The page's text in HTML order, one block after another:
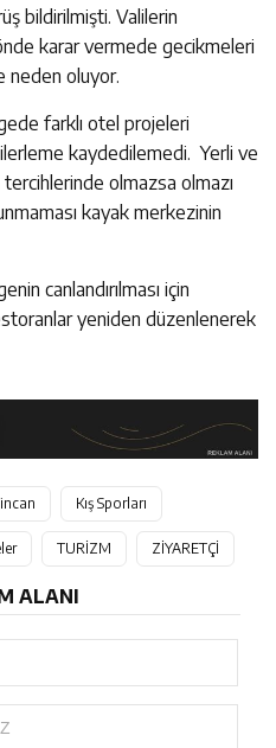
bildirilmişti. Valilerin
karar vermede gecikmeleri
neden oluyor.
farklı otel projeleri
kaydedilemedi. Yerli ve
olmazsa olmazı
kayak merkezinin
canlandırılması için
yeniden düzenlenerek
Kış Sporları
TURİZM ZİYARETÇİ
ALANI